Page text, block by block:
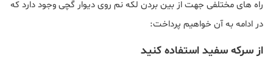
راه های مختلفی جهت از بین بردن لکه نم روی دیوار گچی وجود دارد که
در ادامه به آن خواهیم پرداخت:
از سرکه سفید استفاده کنید